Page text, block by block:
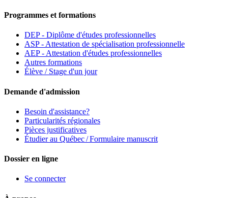
Programmes et formations
DEP - Diplôme d'études professionnelles
ASP - Attestation de spécialisation professionnelle
AEP - Attestation d'études professionnelles
Autres formations
Élève / Stage d'un jour
Demande d'admission
Besoin d'assistance?
Particularités régionales
Pièces justificatives
Étudier au Québec / Formulaire manuscrit
Dossier en ligne
Se connecter